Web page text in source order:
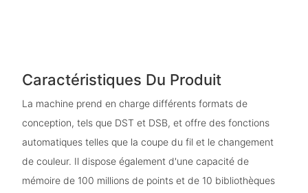
Caractéristiques Du Produit
La machine prend en charge différents formats de
conception, tels que DST et DSB, et offre des fonctions
automatiques telles que la coupe du fil et le changement
de couleur. Il dispose également d'une capacité de
mémoire de 100 millions de points et de 10 bibliothèques